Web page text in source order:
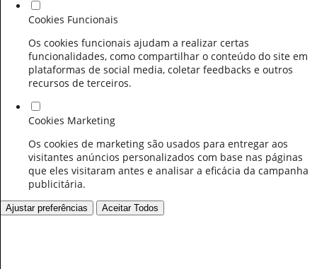
Cookies Funcionais
Os cookies funcionais ajudam a realizar certas
funcionalidades, como compartilhar o conteúdo do site em
plataformas de social media, coletar feedbacks e outros
recursos de terceiros.
Cookies Marketing
Os cookies de marketing são usados para entregar aos
visitantes anúncios personalizados com base nas páginas
que eles visitaram antes e analisar a eficácia da campanha
publicitária.
Ajustar preferências Aceitar Todos